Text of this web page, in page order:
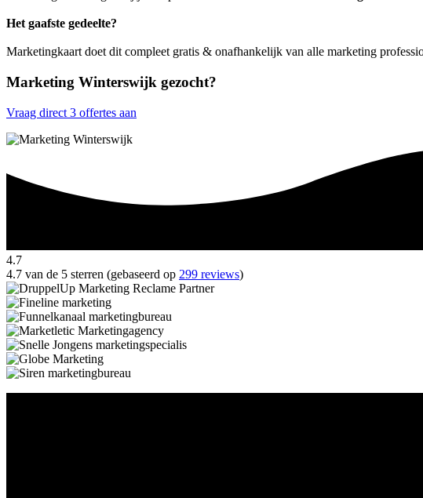
Het gaafste gedeelte?
Marketingkaart doet dit compleet gratis & onafhankelijk van alle marketing
Marketing Winterswijk gezocht?
Vraag direct 3 offertes aan
4.7
4.7 van de 5 sterren (gebaseerd op 299 reviews)